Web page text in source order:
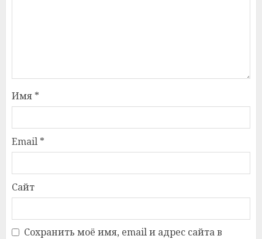
Имя *
Email *
Сайт
Сохранить моё имя, email и адрес сайта в